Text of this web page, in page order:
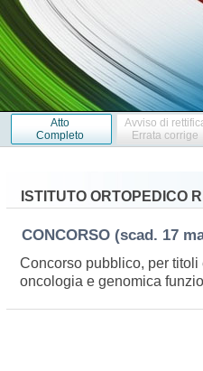
Atto
Completo
Avviso di
Errata corrige
ISTITUTO ORTOPEDICO
CONCORSO (scad. 17
Concorso pubblico, per
oncologia e genomica